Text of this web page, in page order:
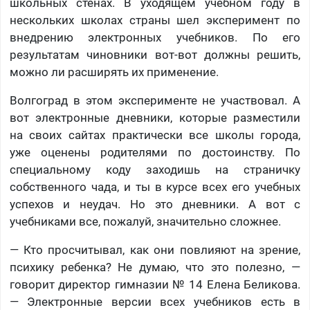
нескольких школах страны шел эксперимент по
внедрению электронных учебников. По его
результатам чиновники вот-вот должны решить,
можно ли расширять их применение.
Волгоград в этом эксперименте не участвовал. А
вот электронные дневники, которые разместили
на своих сайтах практически все школы города,
уже оценены родителями по достоинству. По
специальному коду заходишь на страничку
собственного чада, и ты в курсе всех его учебных
успехов и неудач. Но это дневники. А вот с
учебниками все, пожалуй, значительно сложнее.
— Кто просчитывал, как они повлияют на зрение,
психику ребенка? Не думаю, что это полезно, —
говорит директор гимназии № 14 Елена Беликова.
— Электронные версии всех учебников есть в